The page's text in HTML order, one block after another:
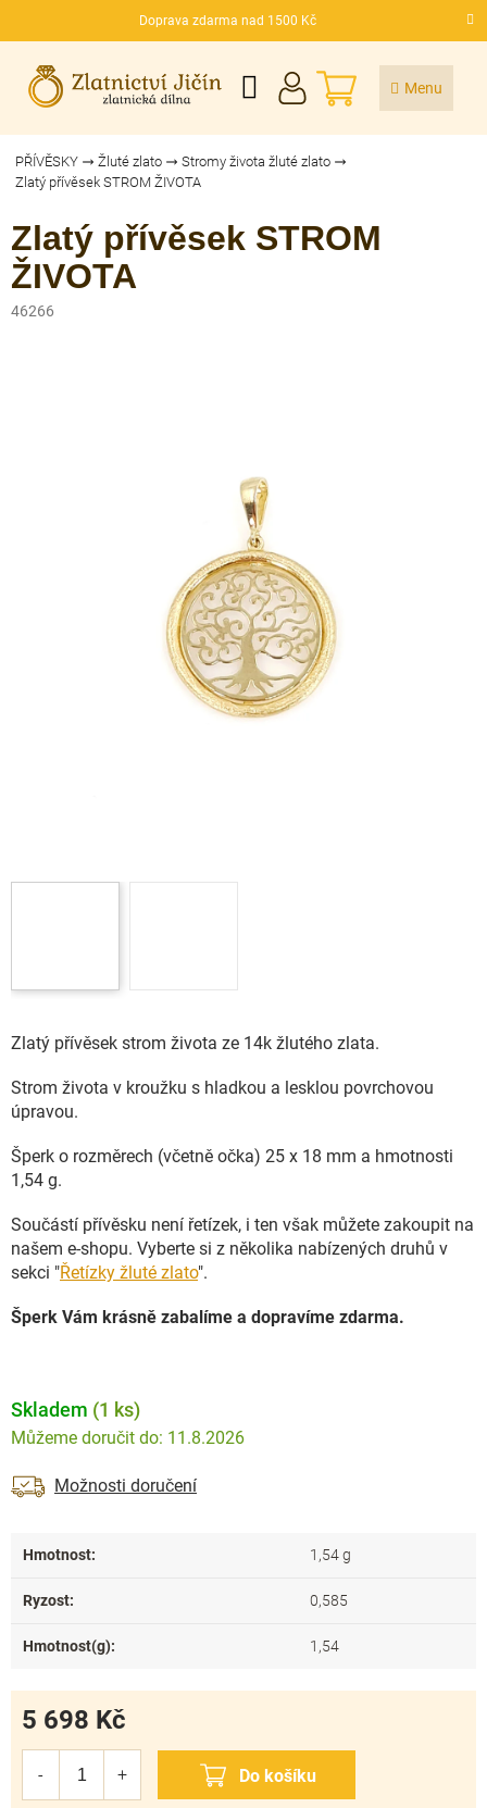
Doprava zdarma nad 1500 Kč
CZK
NÁKUPNÍ
KOŠÍK
PŘÍVĚSKY Žluté zlato
Stromy života žluté zlato
Zlatý přívěsek STROM ŽIVOTA
Zlatý přívěsek STROM
ŽIVOTA
46266
Zlatý přívěsek strom života ze 14k žlutého zlata.
Strom života v kroužku s hladkou a lesklou povrchovou
úpravou.
Šperk o rozměrech (včetně očka) 25 x 18 mm a hmotnosti
1,54 g.
Součástí přívěsku není řetízek, i ten však můžete zakoupit na
našem e-shopu. Vyberte si z několika nabízených druhů v
sekci "Řetízky žluté zlato".
Šperk Vám krásně zabalíme a dopravíme zdarma.
Skladem (1 ks)
11.8.2026
Možnosti doručení
5 698 Kč
Hmotnost: 1,54 g
Ryzost: 0,585
Hmotnost(g): 1,54